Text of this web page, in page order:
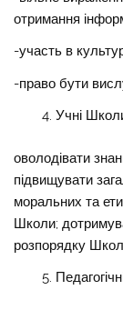
отримання
-участь в
-право бути
Учні
оволодівати
підвищувати
моральних та
Школи;
розпорядку